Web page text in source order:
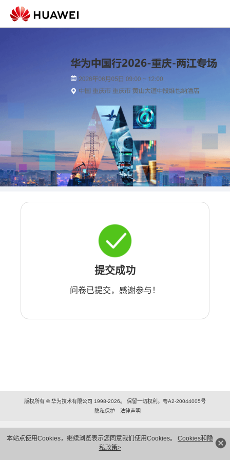
本站点使用Cookies，继续浏览表示您同意我们使用Cookies。 Cookies和隐
私政策>
提交成功
问卷已提交，感谢参与！
版权所有 © 华为技术有限公司 1998-2026。 保留一切权利。粤A2-20044005号
隐私保护
法律声明